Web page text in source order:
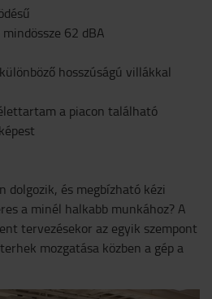
62 dBA
hosszúságú villákkal
a piacon található
dolgozik, és megbízható kézi
a minél halkabb munkához? A
tervezésekor az egyik szempont
mozgatása közben a gép a